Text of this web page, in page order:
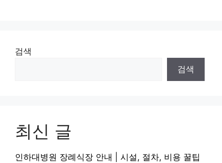
검색
검색
최신 글
인하대병원 장례식장 안내 | 시설, 절차, 비용 꿀팁